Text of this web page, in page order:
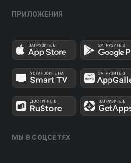
ПРИЛОЖЕНИЯ
МЫ В СОЦСЕТЯХ